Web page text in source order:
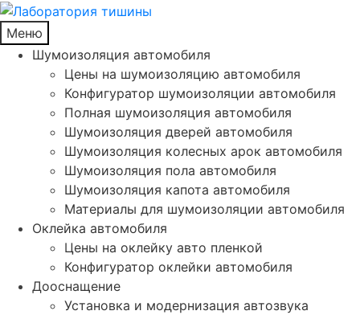
Меню
Шумоизоляция автомобиля
Цены на шумоизоляцию автомобиля
Конфигуратор шумоизоляции автомобиля
Полная шумоизоляция автомобиля
Шумоизоляция дверей автомобиля
Шумоизоляция колесных арок автомобиля
Шумоизоляция пола автомобиля
Шумоизоляция капота автомобиля
Материалы для шумоизоляции автомобиля
Оклейка автомобиля
Цены на оклейку авто пленкой
Конфигуратор оклейки автомобиля
Дооснащение
Установка и модернизация автозвука